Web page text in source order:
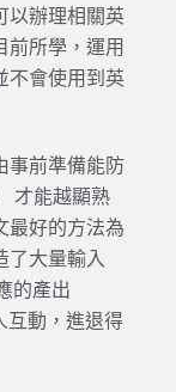
以辦理相關英
前所學，運用
不會使用到英
事前準備能防
才能越顯熟
最好的方法為
了大量輸入
的產出
互動，進退得